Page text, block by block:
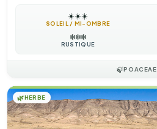
☀️☀️☀️
SOLEIL / MI-OMBRE
❄️❄️❄️
RUSTIQUE
🍃POACEAE
🌿HERBE